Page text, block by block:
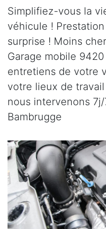
Simplifiez-vous la
véhicule !
surprise ! Moins
Garage mobile
entretiens de votre
votre lieux de
nous intervenons
Bambrugge